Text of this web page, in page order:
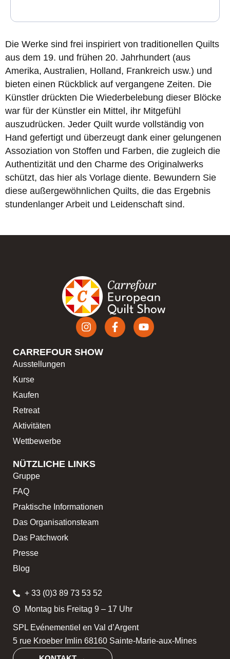
Die Werke sind frei inspiriert von traditionellen Quilts
aus dem 19. und frühen 20. Jahrhundert (aus
Amerika, Australien, Holland, Frankreich usw.) und
bieten einen Rückblick auf vergangene Zeiten. Die
Künstler drückten Die Wiederbelebung dieser Blöcke
war für der Künstler ein Mittel, ihr Mitgefühl
auszudrücken. Jeder Quilt wurde vollständig von
Hand gefertigt und überzeugt dank einer gelungenen
Assoziation von Stoffen und Farben, die zugleich die
Authentizität und den Charme des Originalwerks
schützt, das hier als Vorlage diente. Bewundern Sie
diese außergewöhnlichen Quilts, die das Ergebnis
stundenlanger Arbeit und Leidenschaft sind.
CARREFOUR SHOW
Ausstellungen
Kurse
Kaufen
Retreat
Aktivitäten
Wettbewerbe
NÜTZLICHE LINKS
Gruppe
FAQ
Praktische Informationen
Das Organisationsteam
Das Patchwork
Presse
Blog
+ 33 (0)3 89 73 53 52
Montag bis Freitag 9 – 17 Uhr
SPL Evénementiel en Val d’Argent
5 rue Kroeber Imlin 68160 Sainte-Marie-aux-Mines